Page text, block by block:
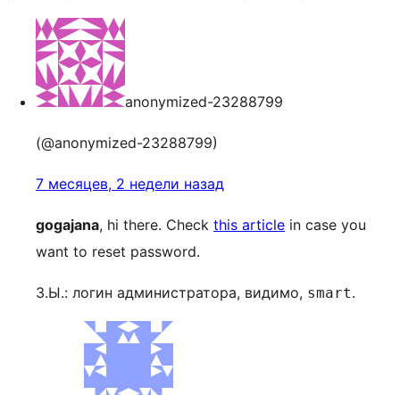
anonymized-23288799
(@anonymized-23288799)
7 месяцев, 2 недели назад
gogajana, hi there. Check this article in case you
want to reset password.
З.Ы.: логин администратора, видимо, smart.